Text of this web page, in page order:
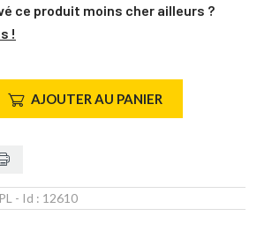
ce produit moins cher ailleurs ?
!
AJOUTER AU PANIER
- Id : 12610